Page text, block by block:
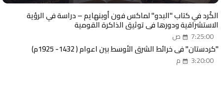
الكُرد في كتاب "البدو" لماكس فون أوبنهايم – دراسة في الرؤية
الاستشراقية ودورها في توثيق الذاكرة القومية
7:25:00 ص
"كردستان" في خرائط الشرق الأوسط بين اعوام ( 1432- 1925م)
3:20:00 م